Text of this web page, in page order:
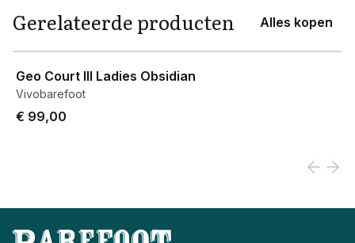
Gerelateerde producten Alles kopen
Geo Court III Ladies Obsidian
Vivobarefoot
€ 99,00